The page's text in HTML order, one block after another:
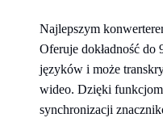
Najlepszym
Oferuje dokładność do
języków i może
wideo. Dzięki
synchronizacji